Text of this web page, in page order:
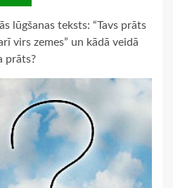
lūgšanas teksts: “Tavs prāts
virs zemes” un kādā veidā
prāts?